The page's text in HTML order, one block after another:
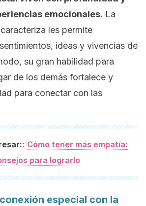
emocionales. La
les permite
ideas y vivencias de
su gran habilidad para
de los demás fortalece y
para conectar con las
: Cómo tener más empatía:
para lograrlo
especial con la